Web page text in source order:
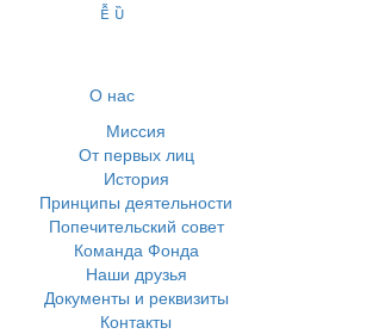
О нас
Миссия
От первых лиц
История
Принципы деятельности
Попечительский совет
Команда Фонда
Наши друзья
Документы и реквизиты
Контакты